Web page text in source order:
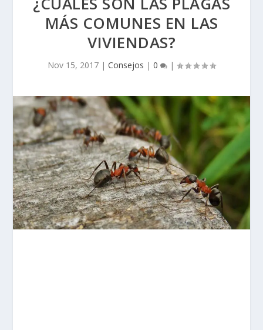
MÁS COMUNES EN LAS
VIVIENDAS?
Nov 15, 2017 | Consejos | 0 |